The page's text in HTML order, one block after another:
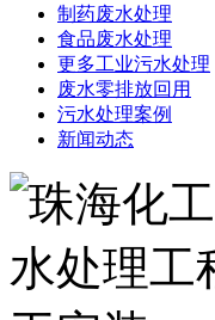
制药废水处理
食品废水处理
更多工业污水处理
废水零排放回用
污水处理案例
新闻动态